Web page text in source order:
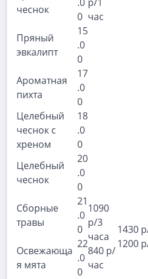
час
чеснок
0
Пряный
эвкалипт
15
.0
0
Ароматная
пихта
17
.0
0
Целебный
чеснок с
хреном
18
.0
0
1090
р/3
часа
840 р/
час
1430
1200
Целебный
чеснок
20
.0
0
Сборные
травы
21
.0
0
Освежающа
я мята
22
.0
0